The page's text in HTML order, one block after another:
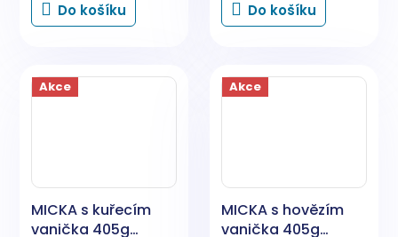
Do košíku Do košíku
Akce
MICKA s kuřecím
vanička 405g
Akce
MICKA s hovězím
vanička 405g